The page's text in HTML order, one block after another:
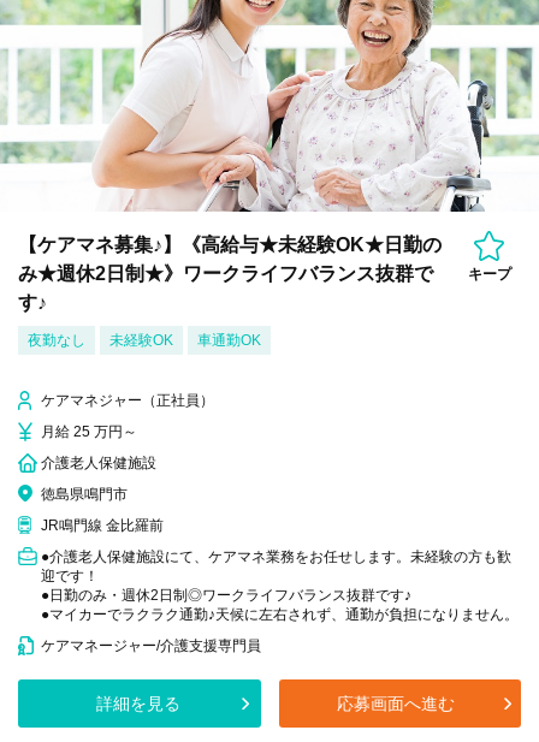
【ケアマネ募集♪】《高給与★未経験OK★日勤の
み★週休2日制★》ワークライフバランス抜群で
す♪
キープ
夜勤なし 未経験OK 車通勤OK
ケアマネジャー（正社員）
月給 25 万円～
介護老人保健施設
徳島県鳴門市
JR鳴門線 金比羅前
●介護老人保健施設にて、ケアマネ業務をお任せします。未経験の方も歓
迎です！
●日勤のみ・週休2日制◎ワークライフバランス抜群です♪
●マイカーでラクラク通勤♪天候に左右されず、通勤が負担になりません。
ケアマネージャー/介護支援専門員
詳細を見る 応募画面へ進む